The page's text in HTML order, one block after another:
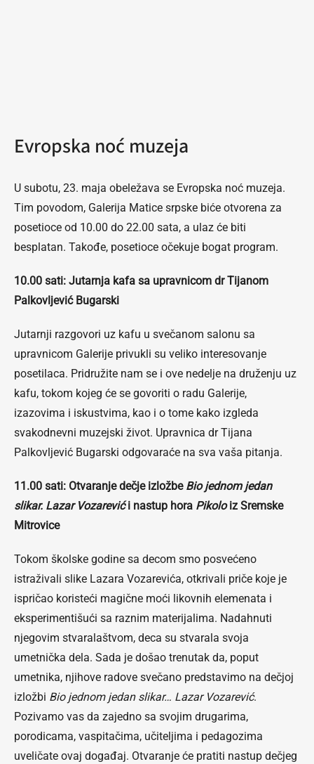
Evropska noć muzeja
U subotu, 23. maja obeležava se Evropska noć muzeja.
Tim povodom, Galerija Matice srpske biće otvorena za
posetioce od 10.00 do 22.00 sata, a ulaz će biti
besplatan. Takođe, posetioce očekuje bogat program.
10.00 sati: Jutarnja kafa sa upravnicom dr Tijanom
Palkovljević Bugarski
Jutarnji razgovori uz kafu u svečanom salonu sa
upravnicom Galerije privukli su veliko interesovanje
posetilaca. Pridružite nam se i ove nedelje na druženju uz
kafu, tokom kojeg će se govoriti o radu Galerije,
izazovima i iskustvima, kao i o tome kako izgleda
svakodnevni muzejski život. Upravnica dr Tijana
Palkovljević Bugarski odgovaraće na sva vaša pitanja.
11.00 sati: Otvaranje dečje izložbe Bio jednom jedan
slikar. Lazar Vozarevići nastup hora Pikoloiz Sremske
Mitrovice
Tokom školske godine sa decom smo posvećeno
istraživali slike Lazara Vozarevića, otkrivali priče koje je
ispričao koristeći magične moći likovnih elemenata i
eksperimentišući sa raznim materijalima. Nadahnuti
njegovim stvaralaštvom, deca su stvarala svoja
umetnička dela. Sada je došao trenutak da, poput
umetnika, njihove radove svečano predstavimo na dečjoj
izložbi Bio jednom jedan slikar… Lazar Vozarević.
Pozivamo vas da zajedno sa svojim drugarima,
porodicama, vaspitačima, učiteljima i pedagozima
uveličate ovaj događaj. Otvaranje će pratiti nastup dečjeg